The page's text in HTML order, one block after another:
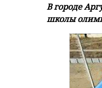
В городе
школы